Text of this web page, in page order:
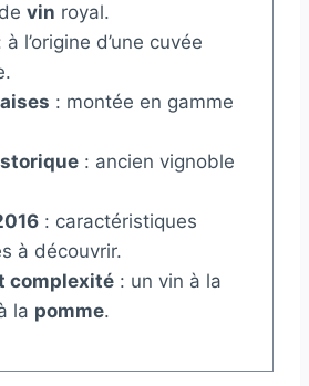
vin royal.
à l’origine d’une cuvée
: montée en gamme
: ancien vignoble
: caractéristiques
à découvrir.
complexité: un vin à la
la pomme.